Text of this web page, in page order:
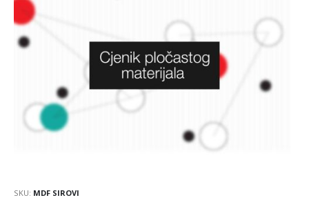
SKU: MDF SIROVI